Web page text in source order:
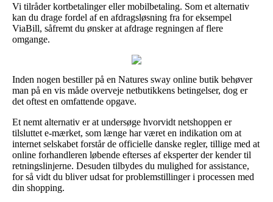
Vi tilråder kortbetalinger eller mobilbetaling. Som et alternativ
kan du drage fordel af en afdragsløsning fra for eksempel
ViaBill, såfremt du ønsker at afdrage regningen af flere
omgange.
Inden nogen bestiller på en Natures sway online butik behøver
man på en vis måde overveje netbutikkens betingelser, dog er
det oftest en omfattende opgave.
Et nemt alternativ er at undersøge hvorvidt netshoppen er
tilsluttet e-mærket, som længe har været en indikation om at
internet selskabet forstår de officielle danske regler, tillige med at
online forhandleren løbende efterses af eksperter der kender til
retningslinjerne. Desuden tilbydes du mulighed for assistance,
for så vidt du bliver udsat for problemstillinger i processen med
din shopping.